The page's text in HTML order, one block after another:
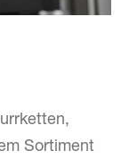
Sortiment